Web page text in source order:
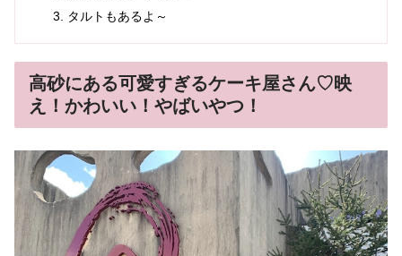
タルトもあるよ～
高砂にある可愛すぎるケーキ屋さん♡映
え！かわいい！やばいやつ！